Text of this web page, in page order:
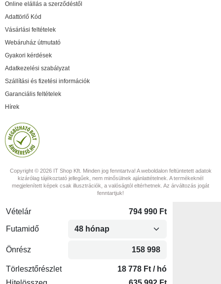
Online elállás a szerződéstől
Adattörlő Kód
Vásárlási feltételek
Webáruház útmutató
Gyakori kérdések
Adatkezelési szabályzat
Szállítási és fizetési információk
Garanciális feltételek
Hírek
Copyright © 2026 IT Shop Kft. Minden jog fenntartva! A weboldalon feltüntetett adatok
kizárólag tájékoztató jellegűek, nem minősülnek ajánlattételnek. A termékeknél
megjelenített képek csak illusztrációk, a valóságtól eltérhetnek. Az árváltozás jogát
fenntartjuk!